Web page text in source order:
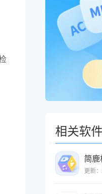
相关软
简鹿
更新